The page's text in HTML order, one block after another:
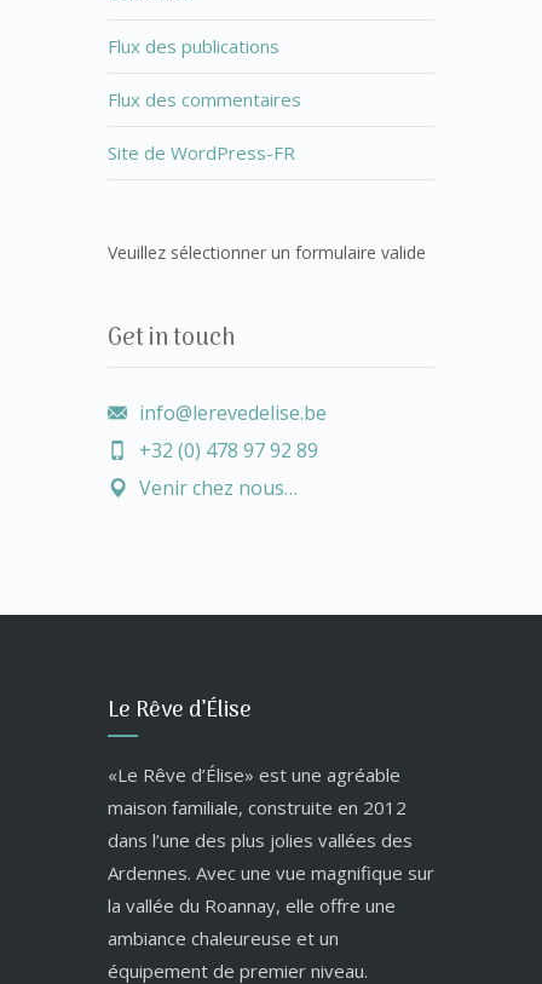
Flux des publications
Flux des commentaires
Site de WordPress-FR
Veuillez sélectionner un formulaire valide
Get in touch
info@lerevedelise.be
+32 (0) 478 97 92 89
Venir chez nous…
Le Rêve d’Élise
«Le Rêve d’Élise» est une agréable
maison familiale, construite en 2012
dans l’une des plus jolies vallées des
Ardennes. Avec une vue magnifique sur
la vallée du Roannay, elle offre une
ambiance chaleureuse et un
équipement de premier niveau.